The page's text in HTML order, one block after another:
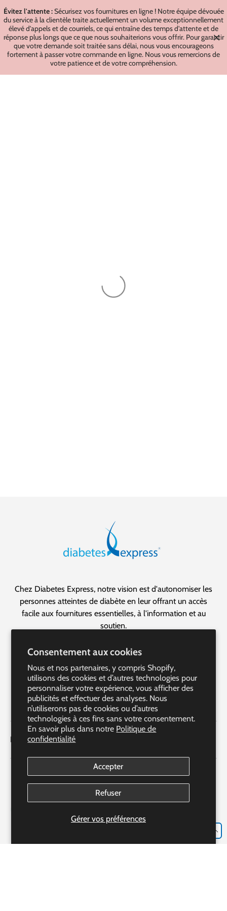
Évitez l'attente :Sécurisez vos fournitures en ligne ! Notre équipe dévouée
du service à la clientèle traite actuellement un volume exceptionnellement
élevé d'appels et de courriels, ce qui entraîne des temps d'attente et de
réponse plus longs que ce que nous souhaiterions vous offrir. Pour garantir
que votre demande soit traitée sans délai, nous vous encourageons
fortement à passer votre commande en ligne. Nous vous remercions de
votre patience et de votre compréhension.
Consentement aux cookies
Nous et nos partenaires, y compris Shopify,
utilisons des cookies et d’autres technologies pour
personnaliser votre expérience, vous afficher des
publicités et effectuer des analyses. Nous
n’utiliserons pas de cookies ou d’autres
technologies à ces fins sans votre consentement.
En savoir plus dans notre Politique de
confidentialité
Gérer vos préférences
Accepter
Refuser
Chez Diabetes Express, notre vision est d'autonomiser les
personnes atteintes de diabète en leur offrant un accès
facile aux fournitures essentielles, à l'information et au
soutien.
Nous sommes la destination canadienne par excellence
pour une expérience de gestion du diabète transparente et
personnalisée.
FacebookYouTubeInstagramLinkedIn
Liens rapides